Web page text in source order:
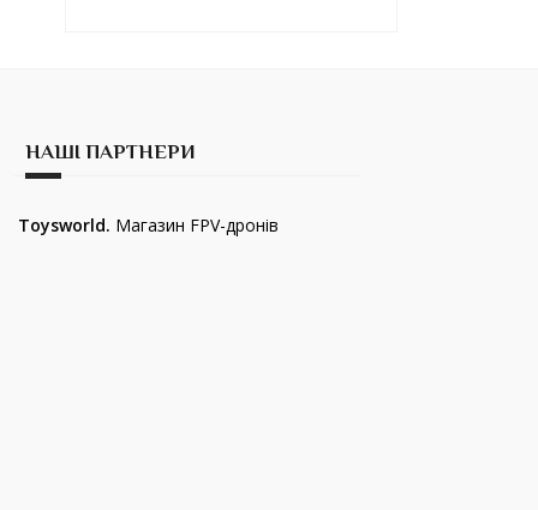
НАШІ ПАРТНЕРИ
Toysworld. Магазин FPV-дронів